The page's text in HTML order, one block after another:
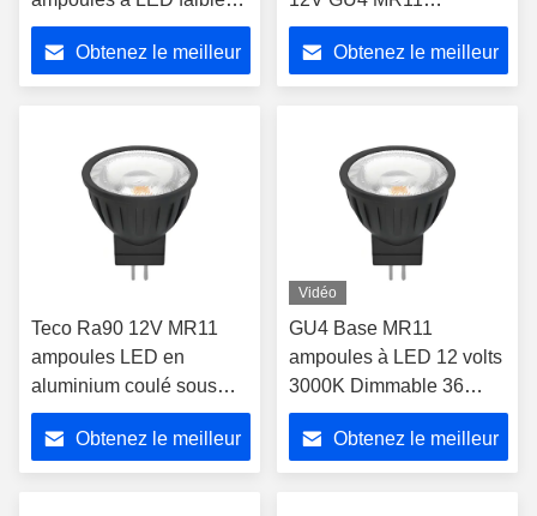
intensité très chaud blanc
Obtenez le meilleur
ampoules 3W 4000K
Lampes de salon à faible
intensité
Obtenez le meilleur
Teco Ra90 12V MR11
ampoules LED en
aluminium coulé sous
pression 3000K
Dimmable 36 degrés
angle de faisceau
Obtenez le meilleur
Vidéo
GU4 Base MR11
ampoules à LED 12 volts
3000K Dimmable 36
degrés angle du faisceau
Obtenez le meilleur